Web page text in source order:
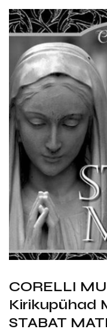
CORELLI
Kirikupühad
STABAT